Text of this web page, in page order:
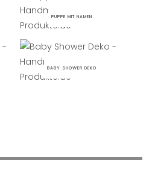
PUPPE MIT NAMEN
BABY SHOWER DEKO